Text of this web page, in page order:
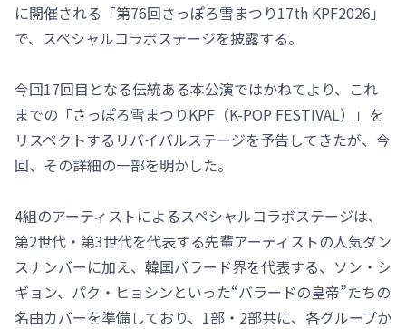
に開催される「第76回さっぽろ雪まつり17th KPF2026」
で、スペシャルコラボステージを披露する。
今回17回目となる伝統ある本公演ではかねてより、これ
までの「さっぽろ雪まつりKPF（K-POP FESTIVAL）」を
リスペクトするリバイバルステージを予告してきたが、今
回、その詳細の一部を明かした。
4組のアーティストによるスペシャルコラボステージは、
第2世代・第3世代を代表する先輩アーティストの人気ダン
スナンバーに加え、韓国バラード界を代表する、ソン・シ
ギョン、パク・ヒョシンといった“バラードの皇帝”たちの
名曲カバーを準備しており、1部・2部共に、各グループか